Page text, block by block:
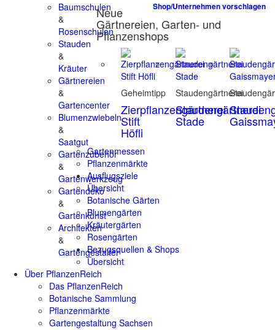
Baumschulen
&
Rosenschulen
Stauden
&
Kräuter
Gärtnereien
&
Gartencenter
Blumenzwiebeln
&
Saatgut
Gartenzubehör
&
Gartenwerkzeug
Gartendeko
&
Gartenkunst
Architekten
&
Gartengestalter
Shop/Unternehmen vorschlagen
Neue
Gärtnereien, Garten- und
Pflanzenshops
Geheimtipp
Zierpflanzengärtnerei
Stift
Höfli
Staudengärtnerei
Staudengärtnerei
Stade
Gartenmessen
Pflanzenmärkte
Ausflugsziele
Übersicht
Botanische Gärten
Blumengärten
Kräutergärten
Rosengärten
Bezugsquellen & Shops
Übersicht
Über PflanzenReich
Das PflanzenReich
Botanische Sammlung
Pflanzenmärkte
Gartengestaltung Sachsen